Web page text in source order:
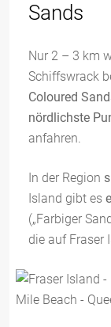
Sands
Nur 2 – 3 km
Schiffswrack
Coloured
nördlichste
anfahren.
In der Region
Island gibt es
(„Farbiger
die auf Fraser